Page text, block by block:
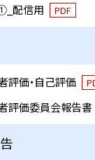
配信用
PDF
評価・自己評価
評価委員会報告書